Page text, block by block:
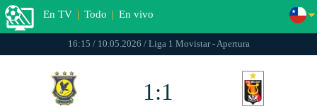
En TV | Todo | En vivo
16:15 / 10.05.2026 / Liga 1 Movistar - Apertura
1:1